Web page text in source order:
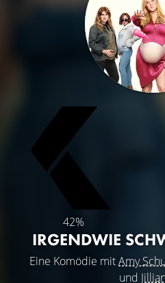
42%
IRGENDWIE
Eine Komödie mitAmy
und